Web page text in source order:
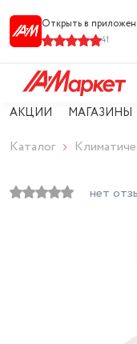
Открыть в
41
АКЦИИ МАГАЗИНЫ
Каталог
нет